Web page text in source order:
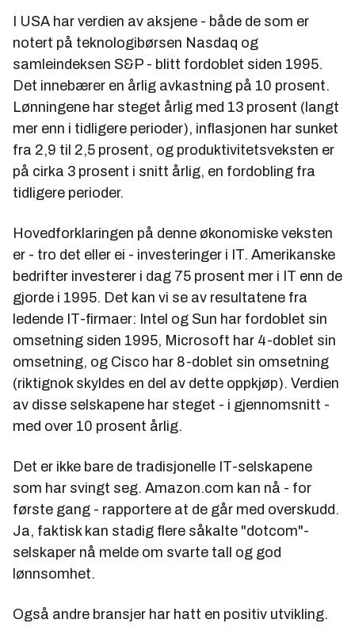
I USA har verdien av aksjene - både de som er
notert på teknologibørsen Nasdaq og
samleindeksen S&P - blitt fordoblet siden 1995.
Det innebærer en årlig avkastning på 10 prosent.
Lønningene har steget årlig med 13 prosent (langt
mer enn i tidligere perioder), inflasjonen har sunket
fra 2,9 til 2,5 prosent, og produktivitetsveksten er
på cirka 3 prosent i snitt årlig, en fordobling fra
tidligere perioder.
Hovedforklaringen på denne økonomiske veksten
er - tro det eller ei - investeringer i IT. Amerikanske
bedrifter investerer i dag 75 prosent mer i IT enn de
gjorde i 1995. Det kan vi se av resultatene fra
ledende IT-firmaer: Intel og Sun har fordoblet sin
omsetning siden 1995, Microsoft har 4-doblet sin
omsetning, og Cisco har 8-doblet sin omsetning
(riktignok skyldes en del av dette oppkjøp). Verdien
av disse selskapene har steget - i gjennomsnitt -
med over 10 prosent årlig.
Det er ikke bare de tradisjonelle IT-selskapene
som har svingt seg. Amazon.com kan nå - for
første gang - rapportere at de går med overskudd.
Ja, faktisk kan stadig flere såkalte "dotcom"-
selskaper nå melde om svarte tall og god
lønnsomhet.
Også andre bransjer har hatt en positiv utvikling.